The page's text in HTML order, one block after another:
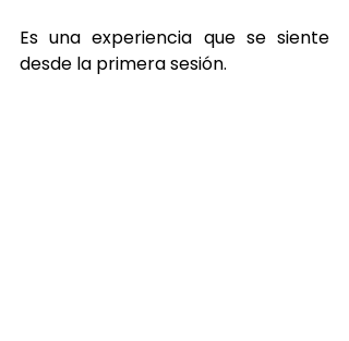
Es una experiencia que se siente
desde la primera sesión.